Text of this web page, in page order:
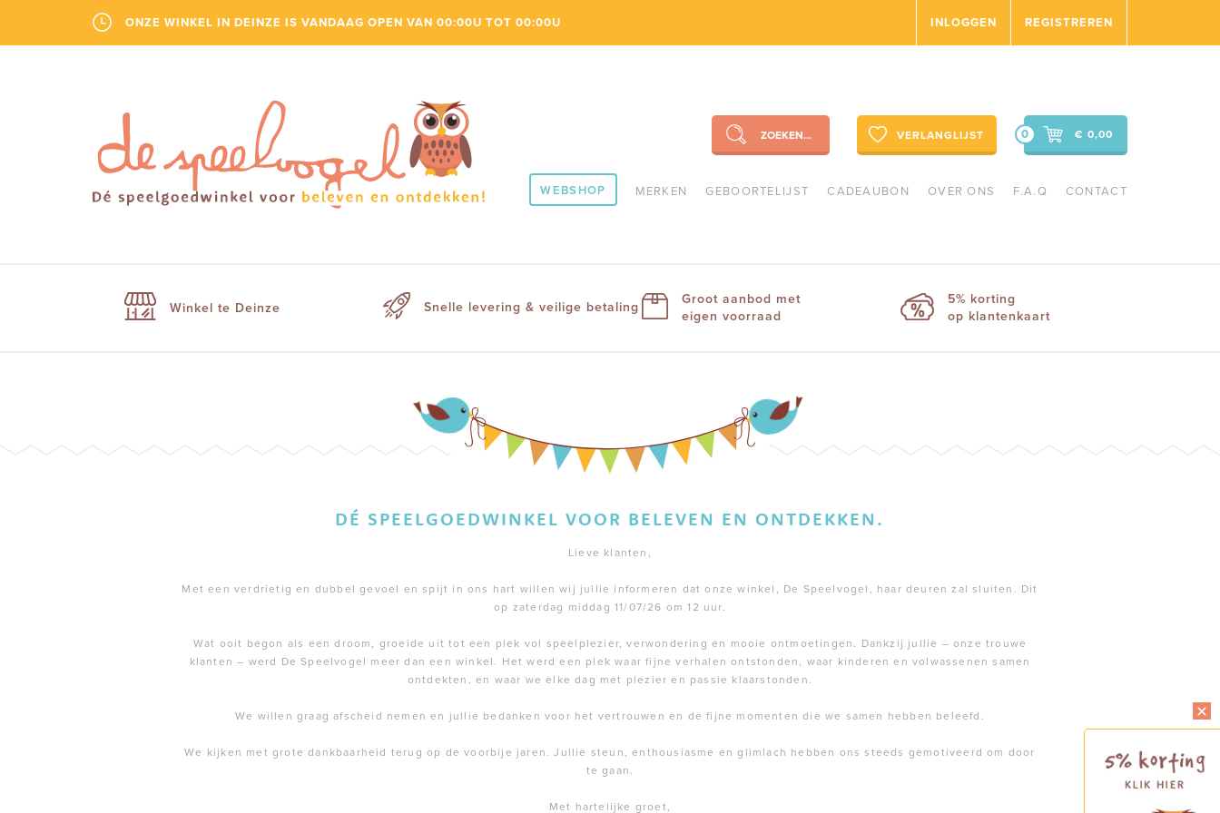
ONZE WINKEL IN DEINZE IS VANDAAG OPEN VAN 00:00U TOT 00:00U INLOGGEN REGISTREREN
ZOEKEN...
SEARCH
VERLANGLIJST € 0,00
0
WEBSHOP MERKEN GEBOORTELIJST CADEAUBON OVER ONS F.A.Q CONTACT
Winkel te Deinze Snelle levering & veilige betaling
Groot aanbod met
eigen voorraad
5% korting
op klantenkaart
DÉ SPEELGOEDWINKEL VOOR BELEVEN EN ONTDEKKEN.
Lieve klanten,
Met een verdrietig en dubbel gevoel en spijt in ons hart willen wij jullie informeren dat onze winkel, De Speelvogel, haar deuren zal sluiten. Dit
op zaterdag middag 11/07/26 om 12 uur.
Wat ooit begon als een droom, groeide uit tot een plek vol speelplezier, verwondering en mooie ontmoetingen. Dankzij jullie – onze trouwe
klanten – werd De Speelvogel meer dan een winkel. Het werd een plek waar fijne verhalen ontstonden, waar kinderen en volwassenen samen
ontdekten, en waar we elke dag met plezier en passie klaarstonden.
We willen graag afscheid nemen en jullie bedanken voor het vertrouwen en de fijne momenten die we samen hebben beleefd.
We kijken met grote dankbaarheid terug op de voorbije jaren. Jullie steun, enthousiasme en glimlach hebben ons steeds gemotiveerd om door
te gaan.
Met hartelijke groet,